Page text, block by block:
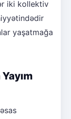
iki kollektiv
yaşatmağa